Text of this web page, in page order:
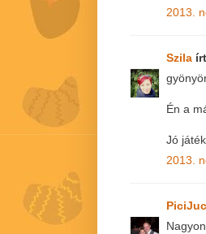
2013.
Szila
Én a
Jó
2013.